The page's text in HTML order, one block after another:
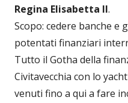
Regina Elisabetta II.
Scopo: cedere banche e
potentati finanziari
Tutto il Gotha della
Civitavecchia con lo
venuti fino a qui a fare